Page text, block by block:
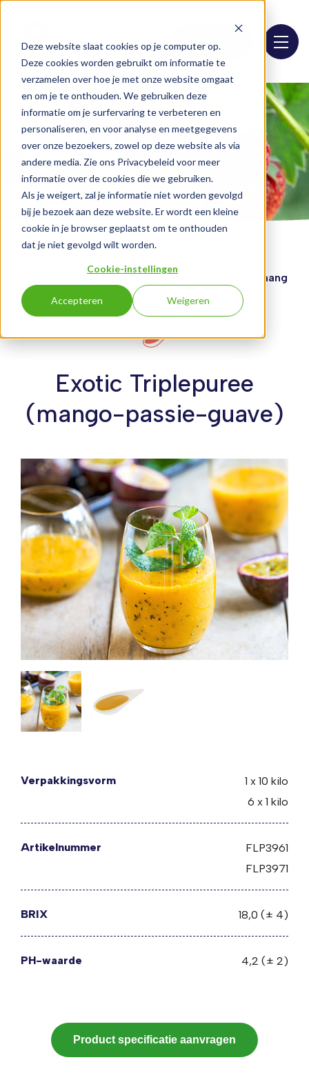
Deze website slaat cookies op je computer op.
Deze cookies worden gebruikt om informatie te
verzamelen over hoe je met onze website omgaat
en om je te onthouden. We gebruiken deze
informatie om je surfervaring te verbeteren en
personaliseren, en voor analyse en meetgegevens
over onze bezoekers, zowel op deze website als via
andere media. Zie ons Privacybeleid voor meer
informatie over de cookies die we gebruiken.
Als je weigert, zal je informatie niet worden gevolgd
bij je bezoek aan deze website. Er wordt een kleine
cookie in je browser geplaatst om te onthouden
dat je niet gevolgd wilt worden.
Cookie-instellingen
Accepteren Weigeren
Bestel hier
Assortiment Exotic Triplepuree (mango-
Exotic Triplepuree
(mango-passie-guave)
Verpakkingsvorm
1 x 10 kilo
6 x 1 kilo
Artikelnummer
FLP3961
FLP3971
BRIX 18,0 (± 4)
PH-waarde 4,2 (± 2)
Product specificatie aanvragen